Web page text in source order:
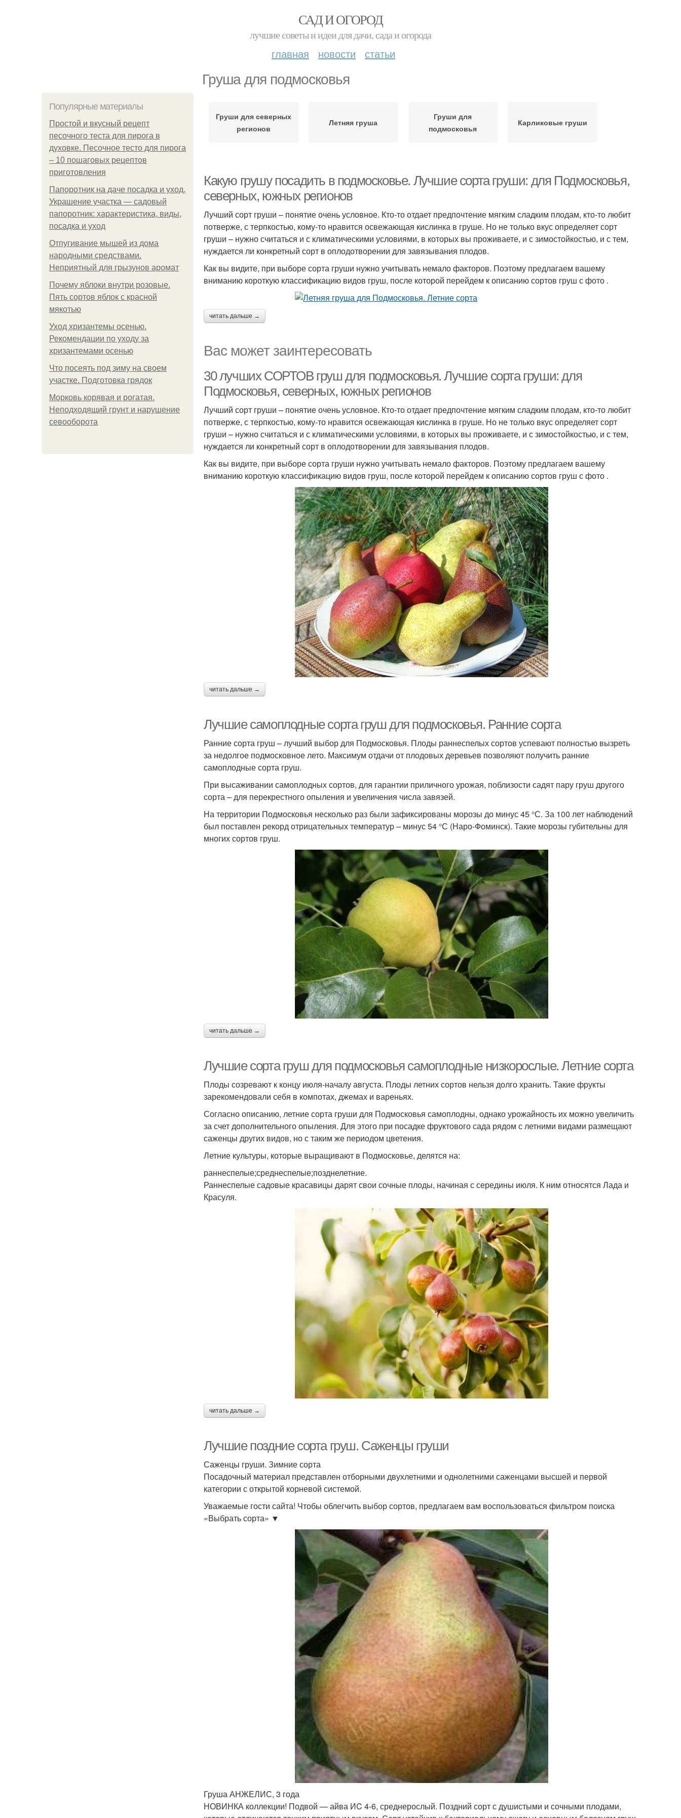
САД И ОГОРОД
лучшие советы и идеи для дачи, сада и огорода
главная новости статьи
Груша для подмосковья
Популярные материалы
Простой и вкусный рецепт
песочного теста для пирога в
духовке. Песочное тесто для пирога
– 10 пошаговых рецептов
приготовления
Папоротник на даче посадка и уход.
Украшение участка — садовый
папоротник: характеристика, виды,
посадка и уход
Отпугивание мышей из дома
народными средствами.
Неприятный для грызунов аромат
Почему яблоки внутри розовые.
Пять сортов яблок с красной
мякотью
Уход хризантемы осенью.
Рекомендации по уходу за
хризантемами осенью
Что посеять под зиму на своем
участке. Подготовка грядок
Морковь корявая и рогатая.
Неподходящий грунт и нарушение
севооборота
Груши для северных
регионов
Летняя груша
Груши для
подмосковья
Карликовые груши
Какую грушу посадить в подмосковье. Лучшие сорта груши: для Подмосковья,
северных, южных регионов
Лучший сорт груши – понятие очень условное. Кто-то отдает предпочтение мягким сладким плодам, кто-то любит
потверже, с терпкостью, кому-то нравится освежающая кислинка в груше. Но не только вкус определяет сорт
груши – нужно считаться и с климатическими условиями, в которых вы проживаете, и с зимостойкостью, и с тем,
нуждается ли конкретный сорт в оплодотворении для завязывания плодов.
Как вы видите, при выборе сорта груши нужно учитывать немало факторов. Поэтому предлагаем вашему
вниманию короткую классификацию видов груш, после которой перейдем к описанию сортов груш с фото .
читать дальше →
Вас может заинтересовать
30 лучших СОРТОВ груш для подмосковья. Лучшие сорта груши: для
Подмосковья, северных, южных регионов
Лучший сорт груши – понятие очень условное. Кто-то отдает предпочтение мягким сладким плодам, кто-то любит
потверже, с терпкостью, кому-то нравится освежающая кислинка в груше. Но не только вкус определяет сорт
груши – нужно считаться и с климатическими условиями, в которых вы проживаете, и с зимостойкостью, и с тем,
нуждается ли конкретный сорт в оплодотворении для завязывания плодов.
Как вы видите, при выборе сорта груши нужно учитывать немало факторов. Поэтому предлагаем вашему
вниманию короткую классификацию видов груш, после которой перейдем к описанию сортов груш с фото .
читать дальше →
Лучшие самоплодные сорта груш для подмосковья. Ранние сорта
Ранние сорта груш – лучший выбор для Подмосковья. Плоды раннеспелых сортов успевают полностью вызреть
за недолгое подмосковное лето. Максимум отдачи от плодовых деревьев позволяют получить ранние
самоплодные сорта груш.
При высаживании самоплодных сортов, для гарантии приличного урожая, поблизости садят пару груш другого
сорта – для перекрестного опыления и увеличения числа завязей.
На территории Подмосковья несколько раз были зафиксированы морозы до минус 45 °С. За 100 лет наблюдений
был поставлен рекорд отрицательных температур – минус 54 °С (Наро-Фоминск). Такие морозы губительны для
многих сортов груш.
читать дальше →
Лучшие сорта груш для подмосковья самоплодные низкорослые. Летние сорта
Плоды созревают к концу июля-началу августа. Плоды летних сортов нельзя долго хранить. Такие фрукты
зарекомендовали себя в компотах, джемах и вареньях.
Согласно описанию, летние сорта груши для Подмосковья самоплодны, однако урожайность их можно увеличить
за счет дополнительного опыления. Для этого при посадке фруктового сада рядом с летними видами размещают
саженцы других видов, но с таким же периодом цветения.
Летние культуры, которые выращивают в Подмосковье, делятся на:
раннеспелые;среднеспелые;позднелетние.
Раннеспелые садовые красавицы дарят свои сочные плоды, начиная с середины июля. К ним относятся Лада и
Красуля.
читать дальше →
Лучшие поздние сорта груш. Саженцы груши
Саженцы груши. Зимние сорта
Посадочный материал представлен отборными двухлетними и однолетними саженцами высшей и первой
категории с открытой корневой системой.
Уважаемые гости сайта! Чтобы облегчить выбор сортов, предлагаем вам воспользоваться фильтром поиска
«Выбрать сорта» ▼
Груша АНЖЕЛИС, 3 года
НОВИНКА коллекции! Подвой — айва ИC 4-6, среднерослый. Поздний сорт с душистыми и сочными плодами,